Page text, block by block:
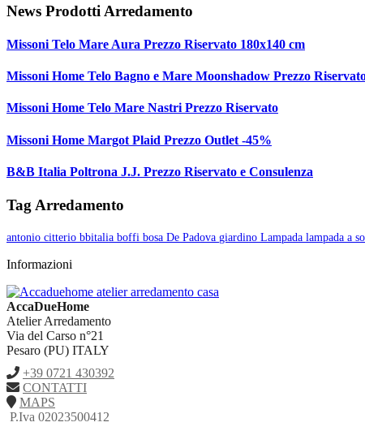
News Prodotti Arredamento
Missoni Telo Mare Aura Prezzo Riservato 180x140 cm
Missoni Home Telo Bagno e Mare Moonshadow Prezzo
Missoni Home Telo Mare Nastri Prezzo Riservato
Missoni Home Margot Plaid Prezzo Outlet -45%
B&B Italia Poltrona J.J. Prezzo Riservato e Consulenza
Tag Arredamento
antonio citterio bbitalia boffi bosa De Padova giardino Lampada lampada a
Informazioni
AccaDueHome
Atelier Arredamento
Via del Carso n°21
Pesaro (PU) ITALY
+39 0721 430392
CONTATTI
MAPS
P.Iva 02023500412